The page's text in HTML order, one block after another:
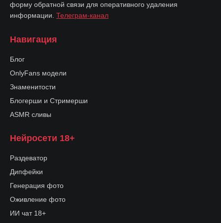
форму обратной связи для оперативного удаления
информации. Телеграм-канал
Навигация
Блог
OnlyFans модели
Знаменитости
Блогерши и Стримерши
ASMR сливы
Нейросети 18+
Раздеватор
Дипфейки
Генерация фото
Оживление фото
ИИ чат 18+